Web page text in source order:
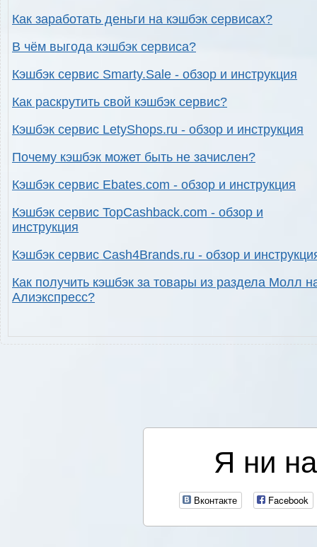
Как заработать деньги на кэшбэк сервисах?
В чём выгода кэшбэк сервиса?
Кэшбэк сервис Smarty.Sale - обзор и инструкция
Как раскрутить свой кэшбэк сервис?
Кэшбэк сервис LetyShops.ru - обзор и инструкция
Почему кэшбэк может быть не зачислен?
Кэшбэк сервис Ebates.com - обзор и инструкция
Кэшбэк сервис TopCashback.com - обзор и
инструкция
Кэшбэк сервис Cash4Brands.ru - обзор и
Как получить кэшбэк за товары из раздела Молл
Алиэкспресс?
Я ни
Вконтакте Facebook